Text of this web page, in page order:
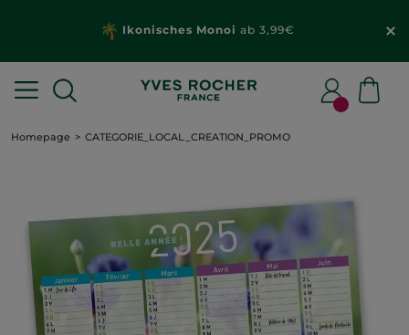
Ikonisches Monoi ab 3,99€
Homepage CATEGORIE_LOCAL_CREATION_PROMO